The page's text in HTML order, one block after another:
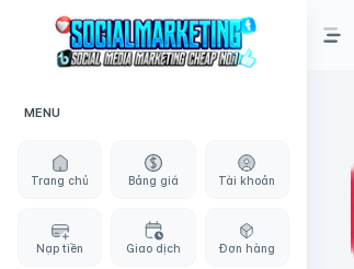
MENU
Trang chủ Bảng giá Tài khoản
Nạp tiền Giao dịch Đơn hàng